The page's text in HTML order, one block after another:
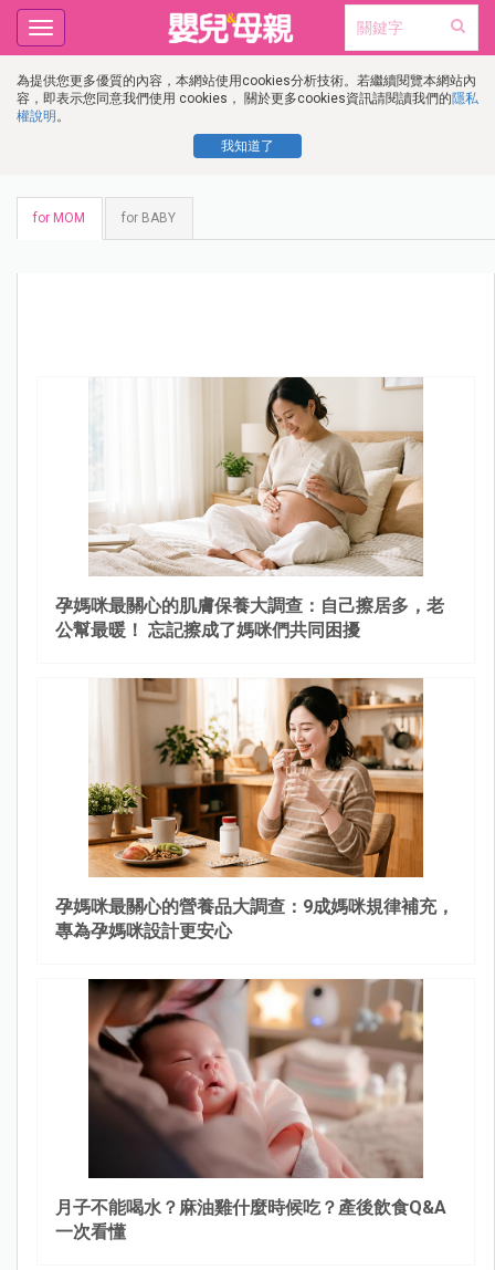
為提供您更多優質的內容，本網站使用cookies分析技術。若繼續閱覽本網站內
容，即表示您同意我們使用 cookies， 關於更多cookies資訊請閱讀我們的隱私
權說明 。
我知道了
Toggle
navigation
for MOM for BABY
孕媽咪最關心的肌膚保養大調查：自己擦居多，老
公幫最暖！ 忘記擦成了媽咪們共同困擾
孕媽咪最關心的營養品大調查：9成媽咪規律補充，
專為孕媽咪設計更安心
月子不能喝水？麻油雞什麼時候吃？產後飲食Q&A
一次看懂